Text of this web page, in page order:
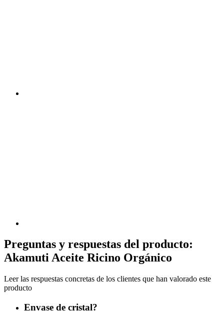
Preguntas y respuestas del producto:
Akamuti Aceite Ricino Orgánico
Leer las respuestas concretas de los clientes que han valorado este
producto
Envase de cristal?